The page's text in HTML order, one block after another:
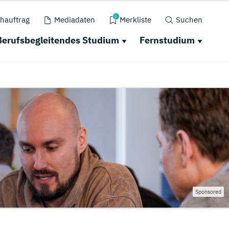
Mediadaten 0 Merkliste Suchen
Studium Fernstudium
Sponsored